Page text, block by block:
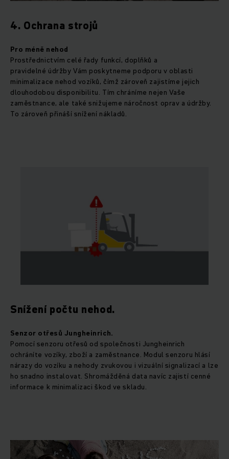
4. Ochrana strojů
Pro méně nehod
Prostřednictvím celé řady funkcí, doplňků a
pravidelné údržby Vám poskytneme podporu v oblasti
minimalizace nehod vozíků, čímž zároveň zajistíme jejich
dlouhodobou disponibilitu. Tím chráníme nejen Vaše
zaměstnance, ale také snižujeme náročnost oprav a údržby.
To zároveň přináší snížení nákladů.
Snížení počtu nehod.
Senzor otřesů Jungheinrich.
Pomocí senzoru otřesů od společnosti Jungheinrich
ochráníte vozíky, zboží a zaměstnance. Modul senzoru hlásí
nárazy do vozíku a nehody zvukovou i vizuální signalizací a lze
ho snadno instalovat. Shromážděná data navíc zajistí cenné
informace k minimalizaci škod ve skladu.